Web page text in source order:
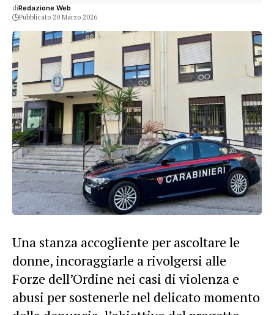
diRedazione Web
Pubblicato 20 Marzo 2026
Una stanza accogliente per ascoltare le
donne, incoraggiarle a rivolgersi alle
Forze dell’Ordine nei casi di violenza e
abusi per sostenerle nel delicato momento